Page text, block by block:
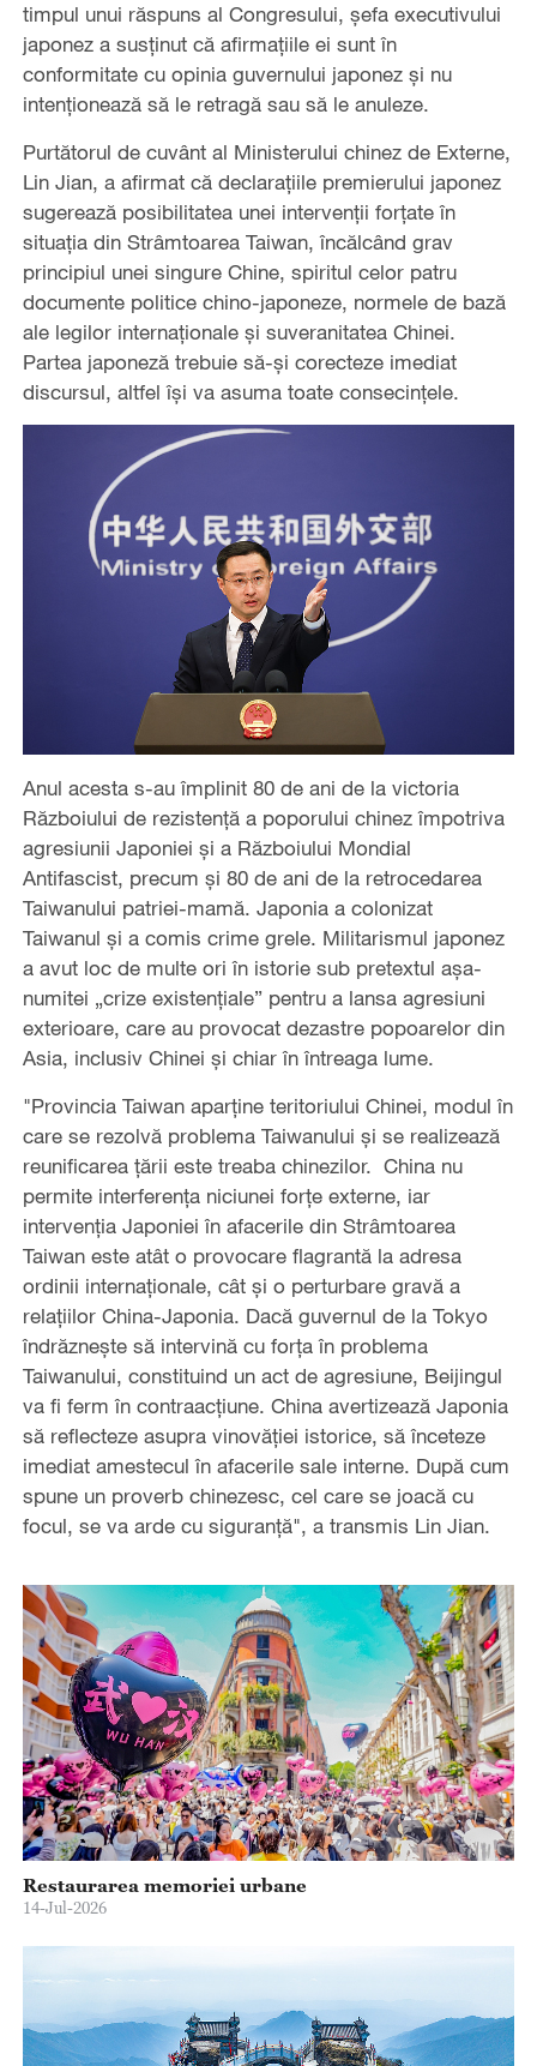
timpul unui răspuns al Congresului, șefa executivului
japonez a susținut că afirmațiile ei sunt în
conformitate cu opinia guvernului japonez și nu
intenționează să le retragă sau să le anuleze.
Purtătorul de cuvânt al Ministerului chinez de Externe,
Lin Jian, a afirmat că declarațiile premierului japonez
sugerează posibilitatea unei intervenții forțate în
situația din Strâmtoarea Taiwan, încălcând grav
principiul unei singure Chine, spiritul celor patru
documente politice chino-japoneze, normele de bază
ale legilor internaționale și suveranitatea Chinei.
Partea japoneză trebuie să-și corecteze imediat
discursul, altfel își va asuma toate consecinţele.
Anul acesta s-au împlinit 80 de ani de la victoria
Războiului de rezistență a poporului chinez împotriva
agresiunii Japoniei și a Războiului Mondial
Antifascist, precum și 80 de ani de la retrocedarea
Taiwanului patriei-mamă. Japonia a colonizat
Taiwanul şi a comis crime grele. Militarismul japonez
a avut loc de multe ori în istorie sub pretextul aşa-
numitei „crize existenţiale” pentru a lansa agresiuni
exterioare, care au provocat dezastre popoarelor din
Asia, inclusiv Chinei şi chiar în întreaga lume.
"Provincia Taiwan aparține teritoriului Chinei, modul în
care se rezolvă problema Taiwanului și se realizează
reunificarea țării este treaba chinezilor. China nu
permite interferența niciunei forțe externe, iar
intervenția Japoniei în afacerile din Strâmtoarea
Taiwan este atât o provocare flagrantă la adresa
ordinii internaționale, cât și o perturbare gravă a
relațiilor China-Japonia. Dacă guvernul de la Tokyo
îndrăznește să intervină cu forța în problema
Taiwanului, constituind un act de agresiune, Beijingul
va fi ferm în contraacțiune. China avertizează Japonia
să reflecteze asupra vinovăției istorice, să înceteze
imediat amestecul în afacerile sale interne. După cum
spune un proverb chinezesc, cel care se joacă cu
focul, se va arde cu siguranță", a transmis Lin Jian.
Restaurarea memoriei urbane
14-Jul-2026